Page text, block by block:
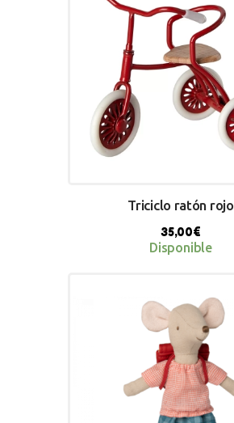
Triciclo ratón rojo
35,00€
Disponible